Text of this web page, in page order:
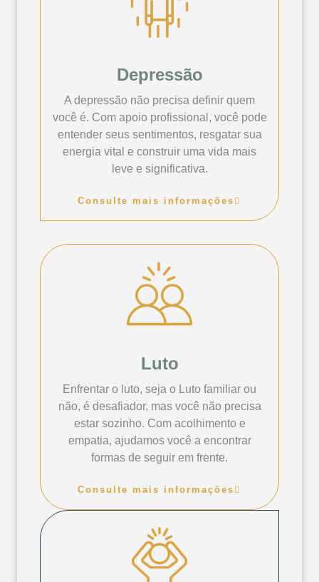
Depressão
A depressão não precisa definir quem
você é. Com apoio profissional, você pode
entender seus sentimentos, resgatar sua
energia vital e construir uma vida mais
leve e significativa.
Consulte mais informações
Luto
Enfrentar o luto, seja o Luto familiar ou
não, é desafiador, mas você não precisa
estar sozinho. Com acolhimento e
empatia, ajudamos você a encontrar
formas de seguir em frente.
Consulte mais informações